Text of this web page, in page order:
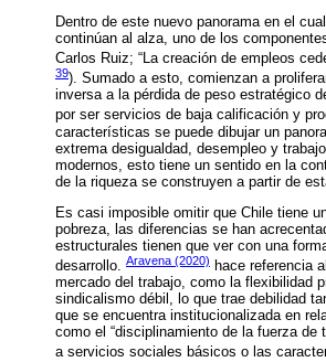
Dentro de este nuevo panorama en el
continúan al alza, uno de los
Carlos Ruiz; “La creación de empleos
39). Sumado a esto, comienzan a
inversa a la pérdida de peso estratégico
por ser servicios de baja calificación y
características se puede dibujar un
extrema desigualdad, desempleo y
modernos, esto tiene un sentido en la
de la riqueza se construyen a partir de
Es casi imposible omitir que Chile tiene
pobreza, las diferencias se han
estructurales tienen que ver con una
desarrollo. Aravena (2020) hace referencia
mercado del trabajo, como la flexibilidad
sindicalismo débil, lo que trae debilidad
que se encuentra institucionalizada en
como el “disciplinamiento de la fuerza
a servicios sociales básicos o las